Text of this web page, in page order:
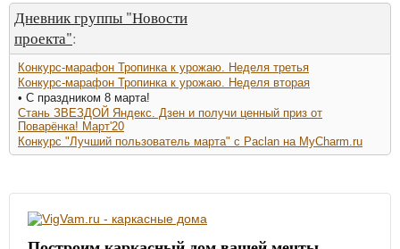
Дневник группы "Новости
проекта":
Конкурс-марафон Тропинка к урожаю. Неделя третья
Конкурс-марафон Тропинка к урожаю. Неделя вторая
• С праздником 8 марта!
Стань ЗВЕЗДОЙ Яндекс. Дзен и получи ценный приз от
Поварёнка! Март'20
Конкурс "Лучший пользователь марта" с Paclan на MyCharm.ru